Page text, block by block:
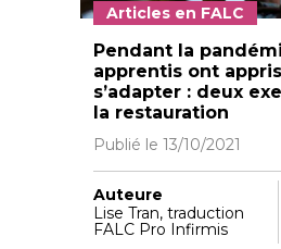
Le Basane café a a
Articles en FALC
Pendant la
apprentis ont
s’adapter : deux
la restauration
Publié le 13/10/2021
Auteure
Lise Tran, traduction
FALC Pro Infirmis